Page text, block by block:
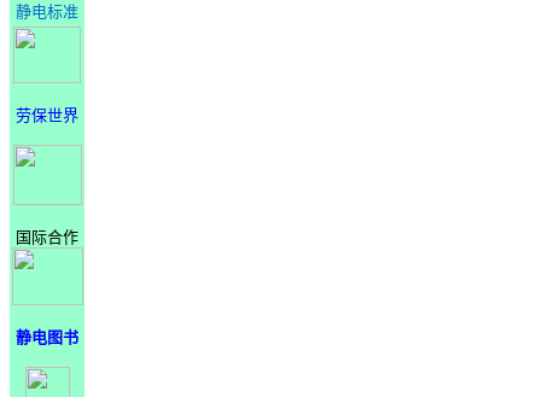
静电标准
劳保世界
国际合作
静电图书